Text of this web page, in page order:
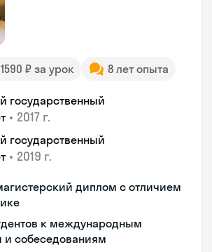
₽ за урок 8 лет опыта
государственный
• 2017 г.
государственный
• 2019 г.
диплом с отличием
к международным
и собеседованиям